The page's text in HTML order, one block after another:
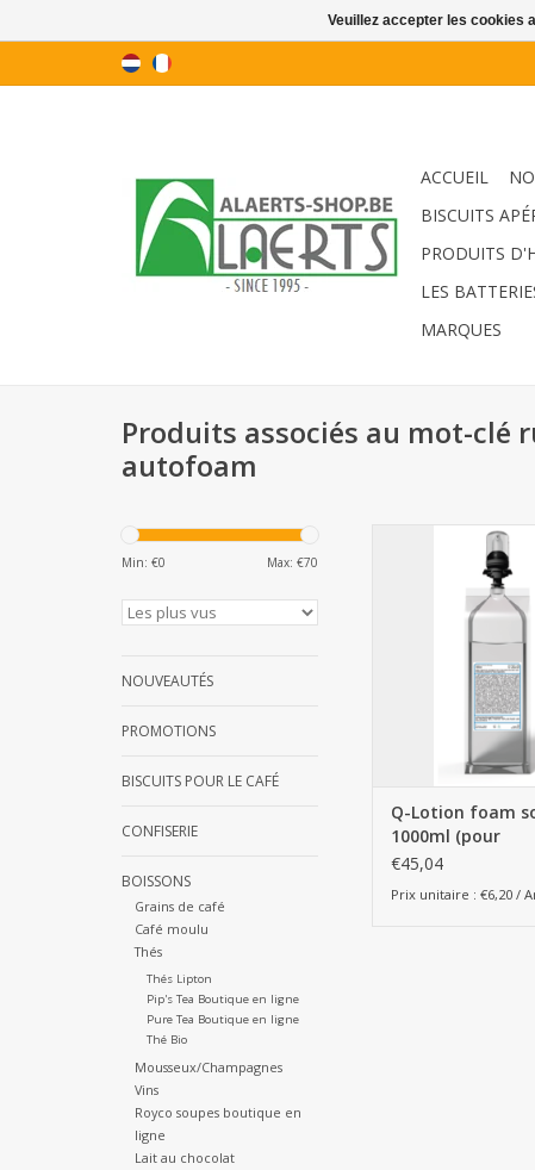
ACCUEIL
BISCUITS
PRODUITS
LES
MARQUES
Produits associés au mot-clé
autofoam
Min: €0 Max: €70
NOUVEAUTÉS
PROMOTIONS
BISCUITS POUR LE CAFÉ
CONFISERIE
BOISSONS
Grains de café
Café moulu
Thés
Thés Lipton
Pip's Tea Boutique en ligne
Pure Tea Boutique en ligne
Thé Bio
Mousseux/Champagnes
Vins
Royco soupes boutique en
ligne
Lait au chocolat
Q-Lotion foam soap -
(pour distributeur
AJOUTER AU
Q-Lotion foam
1000ml (pour
distributeur
€45,04
Prix unitaire : €6,20 /
Veuillez accepter les cookies